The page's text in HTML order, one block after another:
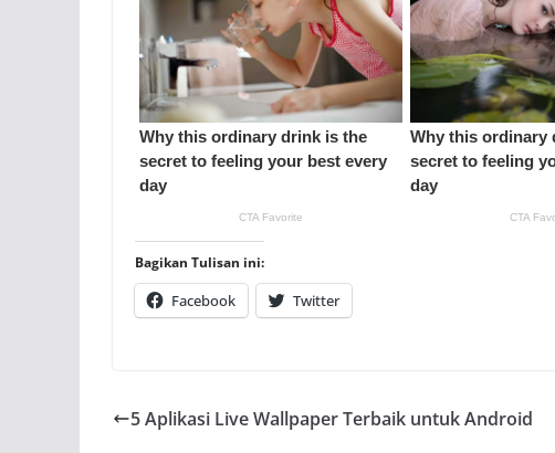
Bagikan Tulisan ini:
Facebook Twitter
5 Aplikasi Live Wallpaper Terbaik untuk Android